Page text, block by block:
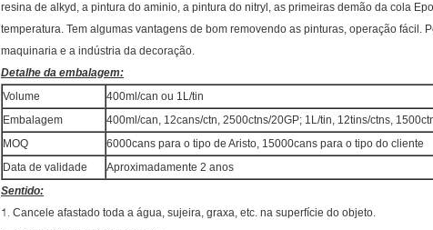
resina de alkyd, a pintura do aminio, a pintura do nitryl, as primeiras demão da cola
temperatura. Tem algumas vantagens de bom removendo as pinturas, operação fácil.
maquinaria e a indústria da decoração.
Detalhe da embalagem:
Volume
400ml/can ou 1L/tin
Embalagem
400ml/can, 12cans/ctn, 2500ctns/20GP; 1L/tin, 12tins/ctns,
MOQ
6000cans para o tipo de Aristo, 15000cans para o tipo do cliente
Data de validade
Aproximadamente 2 anos
Sentido:
1. Cancele afastado toda a água, sujeira, graxa, etc. na superfície do objeto.